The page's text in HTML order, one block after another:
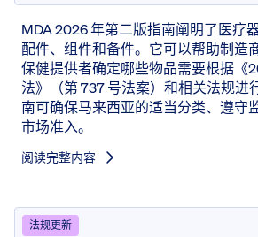
MDA 2026 年第二版指南阐明了医疗
配件、组件和备件。它可以帮助制造
保健提供者确定哪些物品需要根据《
法》（第 737 号法案）和相关法规进
南可确保马来西亚的适当分类、遵守
市场准入。
阅读完整内容
法规更新